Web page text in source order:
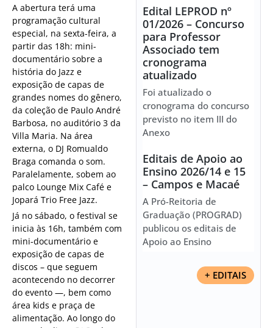
A abertura terá uma
programação cultural
especial, na sexta-feira, a
partir das 18h: mini-
documentário sobre a
história do Jazz e
exposição de capas de
grandes nomes do gênero,
da coleção de Paulo André
Barbosa, no auditório 3 da
Villa Maria. Na área
externa, o DJ Romualdo
Braga comanda o som.
Paralelamente, sobem ao
palco Lounge Mix Café e
Jopará Trio Free Jazz.
Já no sábado, o festival se
inicia às 16h, também com
mini-documentário e
exposição de capas de
discos – que seguem
acontecendo no decorrer
do evento —, bem como
área kids e praça de
alimentação. Ao longo do
Edital LEPROD nº
01/2026 – Concurso
para Professor
Associado tem
cronograma
atualizado
Foi atualizado o
cronograma do concurso
previsto no item III do
Anexo
Editais de Apoio ao
Ensino 2026/14 e 15
– Campos e Macaé
A Pró-Reitoria de
Graduação (PROGRAD)
publicou os editais de
Apoio ao Ensino
+ EDITAIS